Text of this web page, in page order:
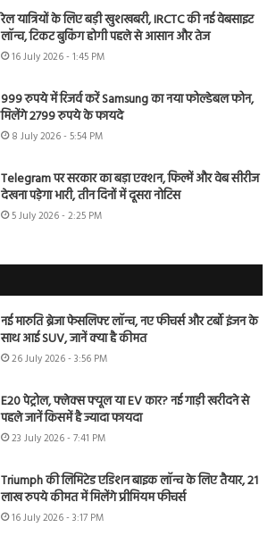
रेल यात्रियों के लिए बड़ी खुशखबरी, IRCTC की नई वेबसाइट
लॉन्च, टिकट बुकिंग होगी पहले से आसान और तेज
16 July 2026 - 1:45 PM
999 रुपये में रिजर्व करें Samsung का नया फोल्डेबल फोन,
मिलेंगे 2799 रुपये के फायदे
8 July 2026 - 5:54 PM
Telegram पर सरकार का बड़ा एक्शन, फिल्में और वेब सीरीज
देखना पड़ेगा भारी, तीन दिनों में दूसरा नोटिस
5 July 2026 - 2:25 PM
नई मारुति ब्रेजा फेसलिफ्ट लॉन्च, नए फीचर्स और टर्बो इंजन के
साथ आई SUV, जानें क्या है कीमत
26 July 2026 - 3:56 PM
E20 पेट्रोल, फ्लेक्स फ्यूल या EV कार? नई गाड़ी खरीदने से
पहले जानें किसमें है ज्यादा फायदा
23 July 2026 - 7:41 PM
Triumph की लिमिटेड एडिशन बाइक लॉन्च के लिए तैयार, 21
लाख रुपये कीमत में मिलेंगे प्रीमियम फीचर्स
16 July 2026 - 3:17 PM